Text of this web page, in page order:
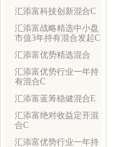
汇添富科技创新混合C
汇添富战略精选中小盘
市值3年持有混合发起C
汇添富优势精选混合
汇添富优势行业一年持
有混合C
汇添富蓝筹稳健混合E
汇添富绝对收益定开混
合C
汇添富优势行业一年持